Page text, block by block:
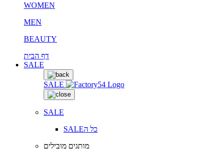
WOMEN
MEN
BEAUTY
דף הבית
SALE
SALE
SALE
SALEכל ה
מותגים מובילים